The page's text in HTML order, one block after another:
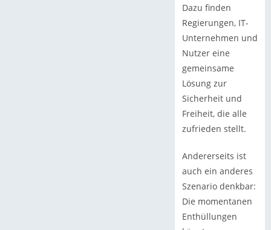
Dazu finden
Regierungen, IT-
Unternehmen und
Nutzer eine
gemeinsame
Lösung zur
Sicherheit und
Freiheit, die alle
zufrieden stellt.
Andererseits ist
auch ein anderes
Szenario denkbar:
Die momentanen
Enthüllungen